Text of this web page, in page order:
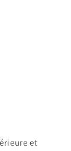
et